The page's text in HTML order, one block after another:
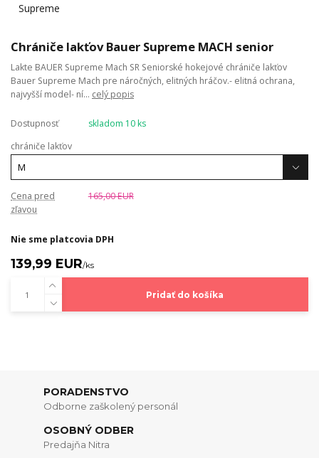
Chrániče lakťov Bauer Supreme MACH senior
Lakte BAUER Supreme Mach SR Seniorské hokejové chrániče lakťov
Bauer Supreme Mach pre náročných, elitných hráčov.- elitná ochrana,
najvyšší model- ní... celý popis
Dostupnosť
skladom 10 ks
chrániče lakťov
Cena pred
zľavou
165,00 EUR
Nie sme platcovia DPH
139,99 EUR/ks
Pridať do košíka
PORADENSTVO
Odborne zaškolený personál
OSOBNÝ ODBER
Predajňa Nitra